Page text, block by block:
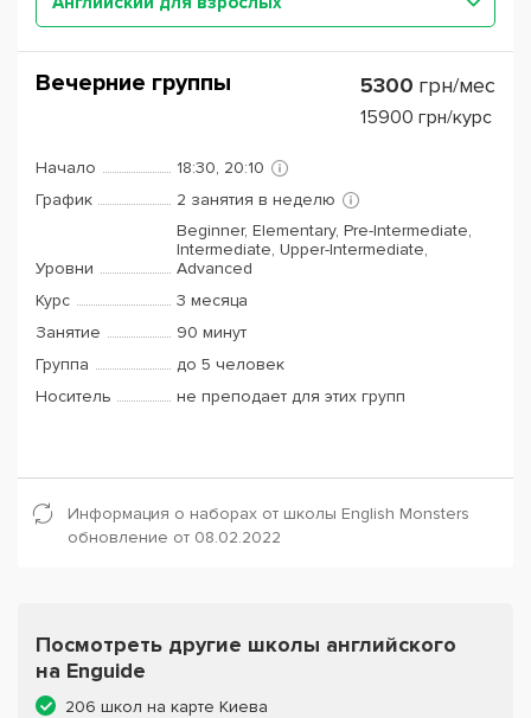
Вечерние группы 5300 грн/мес
15900 грн/курс
Начало
18:30, 20:10
График
2 занятия в неделю
Уровни
Beginner, Elementary, Pre-Intermediate,
Intermediate, Upper-Intermediate,
Advanced
Курс
3 месяца
Занятие
90 минут
Группа
до 5 человек
Носитель
не преподает для этих групп
Информация о наборах от школы English Monsters
обновление от 08.02.2022
Посмотреть другие школы английского
на Enguide
206 школ на карте Киева